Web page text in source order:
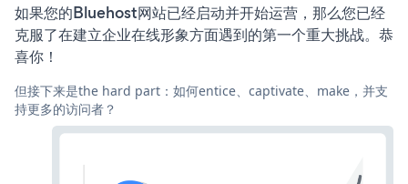
如果您的Bluehost网站已经启动并开始运营，那么您已经
克服了在建立企业在线形象方面遇到的第一个重大挑战。恭
喜你！
但接下来是the hard part：如何entice、captivate、make，并支
持更多的访问者？